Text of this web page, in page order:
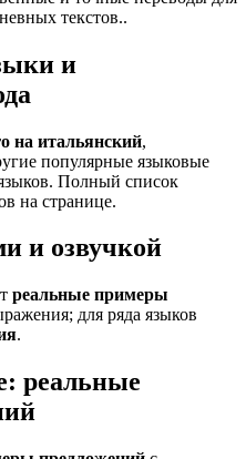
текстов..
и
на итальянский,
популярные языковые
Полный список
на странице.
и озвучкой
реальные примеры
для ряда языков
.
реальные